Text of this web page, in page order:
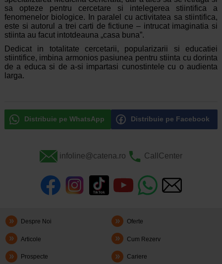
sa opteze pentru cercetare si intelegerea stiintifica a
fenomenelor biologice. In paralel cu activitatea sa stiintifica,
este si autorul a trei carti de fictiune – intrucat imaginatia si
stiinta au facut intotdeauna „casa buna”.
Dedicat in totalitate cercetarii, popularizarii si educatiei
stiintifice, imbina armonios pasiunea pentru stiinta cu dorinta
de a educa si de a-si impartasi cunostintele cu o audienta
larga.
Distribuie pe WhatsApp Distribuie pe Facebook
infoline@catena.ro CallCenter
Despre Noi Oferte
Articole Cum Rezerv
Prospecte Cariere